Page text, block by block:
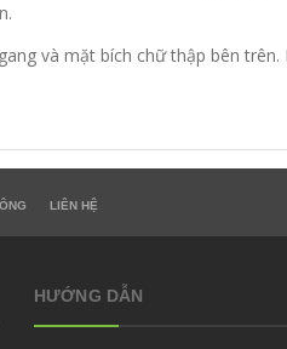
và mặt bích chữ thập bên
LIÊN HỆ
HƯỚNG DẪN